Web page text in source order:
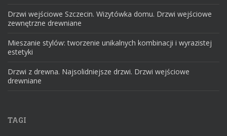
Drzwi wejściowe Szczecin. Wizytówka domu. Drzwi wejściowe
zewnętrzne drewniane
Mieszanie stylów: tworzenie unikalnych kombinacji i wyrazistej
estetyki
Drzwi z drewna. Najsolidniejsze drzwi. Drzwi wejściowe
drewniane
TAGI